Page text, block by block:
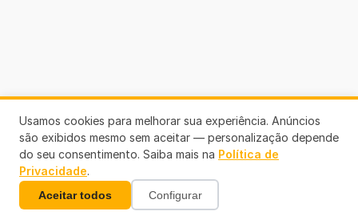
Usamos cookies para melhorar sua experiência. Anúncios
são exibidos mesmo sem aceitar — personalização depende
do seu consentimento. Saiba mais na Política de
Privacidade.
Aceitar todos Configurar